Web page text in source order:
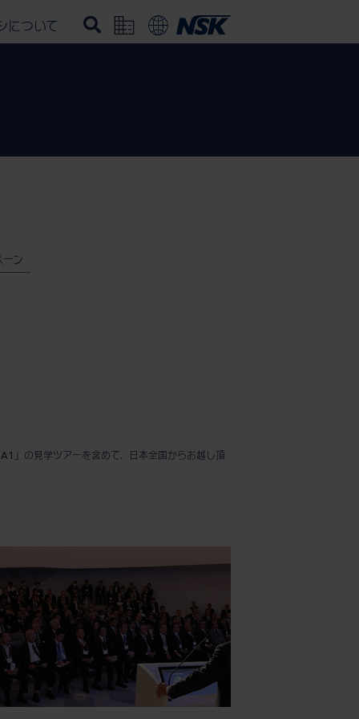
について
ーン
」の見学ツアーを含めて、日本全国からお越し頂